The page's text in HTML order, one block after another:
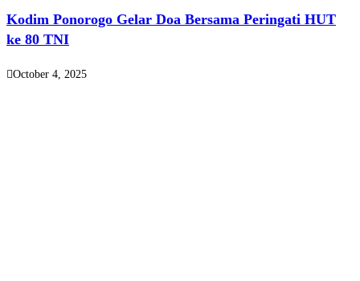
Kodim Ponorogo Gelar Doa Bersama Peringati HUT
ke 80 TNI
October 4, 2025